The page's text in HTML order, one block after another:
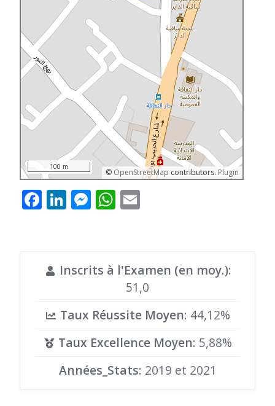
© OpenStreetMap contributors. Plugin
100 m
Facebook
LinkedIn
Messenger
WhatsApp
Inscrits à l'Examen (en moy.):
51,0
Taux Réussite Moyen: 44,12%
Taux Excellence Moyen: 5,88%
Années_Stats: 2019 et 2021